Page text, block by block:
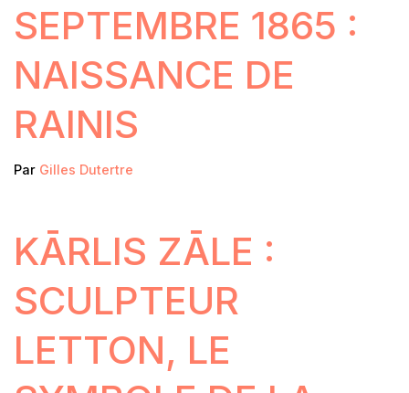
SEPTEMBRE 1865 :
NAISSANCE DE
RAINIS
Par Gilles Dutertre
KĀRLIS ZĀLE :
SCULPTEUR
LETTON, LE